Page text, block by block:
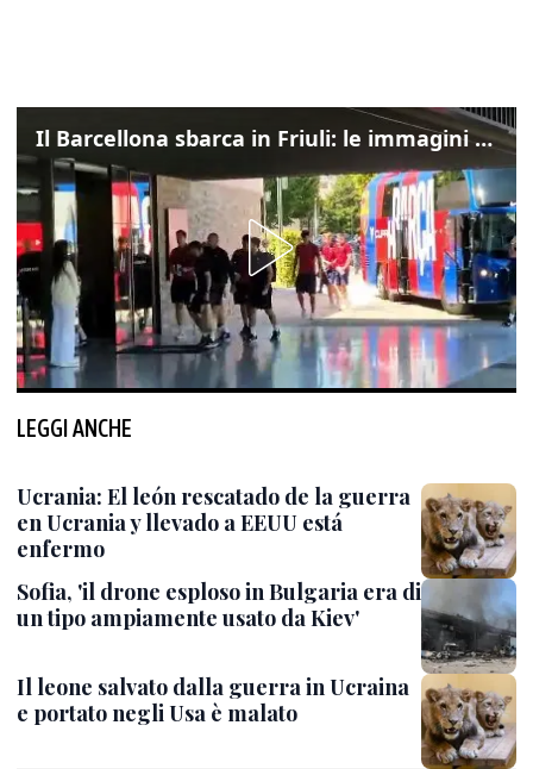
Il Barcellona sbarca in Friuli: le immagini dell'arrivo in albergo
LEGGI ANCHE
Ucrania: El león rescatado de la guerra
en Ucrania y llevado a EEUU está
enfermo
Sofia, 'il drone esploso in Bulgaria era di
un tipo ampiamente usato da Kiev'
Il leone salvato dalla guerra in Ucraina
e portato negli Usa è malato